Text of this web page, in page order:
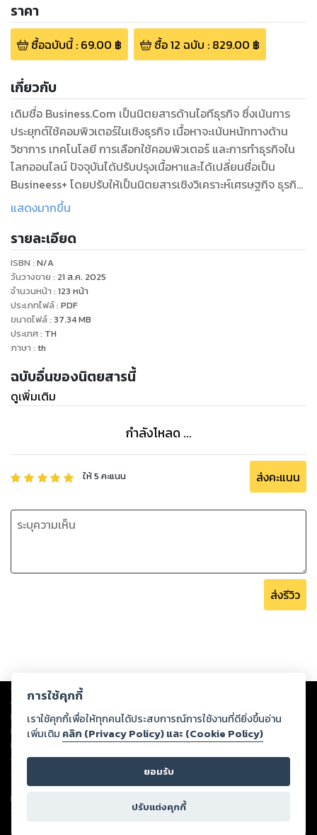
ราคา
ซื้อฉบับนี้: 69.00 ฿ ซื้อ12 ฉบับ : 829.00 ฿
เกี่ยวกับ
เดิมชื่อ Business.Com เป็นนิตยสารด้านไอทีธุรกิจ ซึ่งเน้นการ
ประยุกต์ใช้คอมพิวเตอร์ในเชิงธุรกิจ เนื้อหาจะเน้นหนักทางด้าน
วิชาการ เทคโนโลยี การเลือกใช้คอมพิวเตอร์ และการทำธุรกิจใน
โลกออนไลน์ ปัจจุบันได้ปรับปรุงเนื้อหาและได้เปลี่ยนชื่อเป็น
Busineess+ โดยปรับให้เป็นนิตยสารเชิงวิเคราะห์เศรษฐกิจ ธุรกิจ
และการตลาด เนื้อหาครอบคลุมธุรกิจหลากหลายมากขึ้น เช่น
อสังหาริมทรัพย์ โรงพยาบาล รถยนต์ เป็นต้น รวมทั้งมีการ
รายงานความเคลื่อนไหวในแวดวงธุรกิจต่างๆ บทสัมภาษณ์ผู้
บริหารที่ประสบความสำเร็จ นอกจากนี้ยังมีกรณีศึกษาธุรกิจและมี
การนำเสนอข่าวสารต่างประเทศเพื่อนำมาประยุกต์ให้เข้ากับการ
ประกอบธุรกิจของผู้ประกอบการในประเทศไทย
แสดงมากขึ้น
รายละเอียด
ISBN : N/A
วันวางขาย : 21 ส.ค. 2025
จำนวนหน้า : 123 หน้า
ประเภทไฟล์: PDF
ขนาดไฟล์: 37.34MB
ประเทศ: TH
ภาษา : th
ฉบับอื่นของนิตยสารนี้
ดูเพิ่มเติม
กำลังโหลด ...
ให้5 คะแนน ส่งคะแนน
ส่งรีวิว
Copyright © 2026
ต่อผลงานหรือเนื้อหาใดที่อัปโหลดผ่านเว็บไซต์และปรากฏว่าละเมิดสิทธิใน
ทรัพย์สินทางปัญญาของบุคคลอื่นหรือขัดต่อกฎหมายและศีลธรรม ดังนั้น ผู้อ่าน
ทุกท่านโปรดใช้วิจารณญาณในการกลั่นกรองด้วยตนเอง และหากท่านพบว่าส่วน
หนึ่งส่วนใดขัดต่อกฎหมายและศีลธรรม กรุณาแจ้งมายังบริษัท เพื่อทีมงานจะได้
ดำเนินการในทันที ทั้งนี้ ทางสตอรี่ล็อกขอสงวนลิขสิทธิ์ตามพระราชบัญญัติ
ลิขสิทธิ์ พ.ศ. 2537 (ฉบับล่าสุด)
For support: member@ookbee.com
Version
การใช้คุกกี้
เราใช้คุกกี้เพื่อให้ทุกคนได้ประสบการณ์การใช้งานที่ดียิ่งขึ้นอ่าน
เพิ่มเติม คลิก (Privacy Policy) และ (Cookie Policy)
ยอมรับ
ปรับแต่งคุกกี้